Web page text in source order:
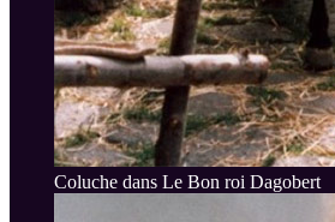
Coluche dans Le Bon roi Dagobert